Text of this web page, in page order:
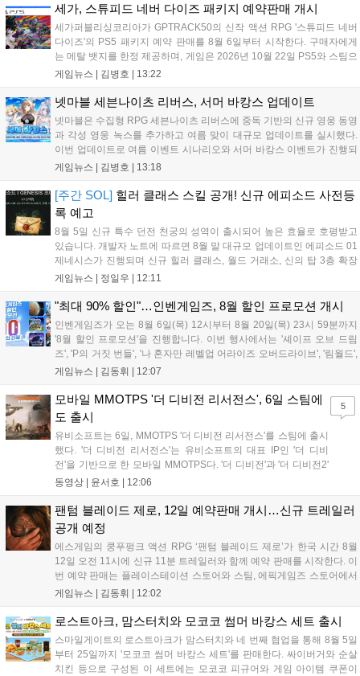
임인 아라드 수족관 메이커를 통해 다양한 아이템을 교환할 수 있다. 상
세 정보는 공식 홈페이지에서 확인 가능하다....
세가, 스튜피드 네버 다이즈 패키지 예약판매 개시
세가퍼블리싱코리아가 GPTRACK50의 신작 액션 RPG '스튜피드 네버
다이즈'의 PS5 패키지 예약 판매를 8월 6일부터 시작한다. 구매자에게
는 메탈 뱃지를 한정 제공하며, 게임은 2026년 10월 22일 PS5와 스팀으
로 정식 출시된다. 좀비 주인공 데이비가 보디 해킹과 스타일 이트 능력
럭스판 등 다양한 에디션도 함께 발매될 예정이다....
게임뉴스 | 김병호 13:22
넷마블 세븐나이츠 리버스, 서머 바캉스 업데이트
넷마블은 수집형 RPG 세븐나이츠 리버스에 중독 기반의 신규 영웅 동영
과 각성 영웅 녹스를 추가하고 여름 맞이 대규모 업데이트를 실시했다.
이번 업데이트로 여름 이벤트 시나리오와 서머 바캉스 이벤트가 진행되
며, 7일간 출석 시 수영복 세인 코스튬과 전설 장신구 상자 등 풍성한 보
이벤트도 열리며, 강화 횟수에 따른 보상과 상위 100명에게는 특별 랭킹
보상이 주어진다. 넷마블은 이번 이벤트를 통해 이용자들에게 다채로운
즐길 거리를 제공할 예정이다....
게임뉴스 | 김병호 13:18
[주간 SOL] 힐러 클래스 스킬 공개! 신규 에피소드 사전등
록 예고
8월 5일 신규 특수 던전 천궁의 성역이 출시되어 높은 효율로 호평받고
있습니다. 개발자 노트에 따르면 8월 말 대규모 업데이트인 에피소드 01
제네시스가 진행되며 신규 힐러 클래스, 월드 거래소, 신의 탑 3층 확장
등이 예고되었습니다. 또한 8일에는 신권 선출이 예정되어 있어 게임 내
다....
게임뉴스 | 정일우 12:11
"최대 90% 할인"…인벤게임즈, 8월 할인 프로모션 개시
인벤게임즈가 오는 8월 6일(목) 12시부터 8월 20일(목) 23시 59분까지
'8월 할인 프로모션'을 진행합니다. 이번 행사에서는 '셰이프 오브 드림
즈', 'P의 거짓 번들', '나 혼자만 레벨업 어라이즈 오버드라이브', '림월드',
'아랑전설 시티 오브 더 울브스', '팰월드' 등 인기 타이틀을 최대 90% 할
론 네이버페이 포인트 추가 적립 혜택도 받을 수 있으며, 자세한 내용은
공식 네이버 스마트 스토어에서 확인 가능합니다....
게임뉴스 | 김동휘 12:07
모바일 MMOTPS '더 디비전 리서전스', 6일 스팀에
도 출시
유비소프트는 6일, MMOTPS '더 디비전 리서전스'를 스팀에 출시
했다. '더 디비전 리서전스'는 유비소프트의 대표 IP인 '더 디비
전'을 기반으로 한 모바일 MMOTPS다. '더 디비전'과 '더 디비전2'
사이의 시기를 배경으로 하고 있으며, 완전히 새로운 독립형 스토
의 디비전 요원이 되어...
동영상 | 윤서호 12:06
5
팬텀 블레이드 제로, 12일 예약판매 개시…신규 트레일러
공개 예정
에스게임의 쿵푸펑크 액션 RPG ‘팬텀 블레이드 제로’가 한국 시간 8월
12일 오전 11시에 신규 11분 트레일러와 함께 예약 판매를 시작한다. 이
번 예약 판매는 플레이스테이션 스토어와 스팀, 에픽게임즈 스토어에서
진행되며, 개발이 완료된 게임은 10월 29일 정식 출시될 예정이다. 언리
콤보 액션과 세미 오픈월드 환경을 특징으로 한다....
게임뉴스 | 김동휘 12:02
로스트아크, 맘스터치와 모코코 썸머 바캉스 세트 출시
스마일게이트의 로스트아크가 맘스터치와 네 번째 협업을 통해 8월 5일
부터 25일까지 '모코코 썸머 바캉스 세트'를 판매한다. 싸이버거와 순살
치킨 등으로 구성된 이 세트에는 모코코 피규어와 게임 아이템 쿠폰이